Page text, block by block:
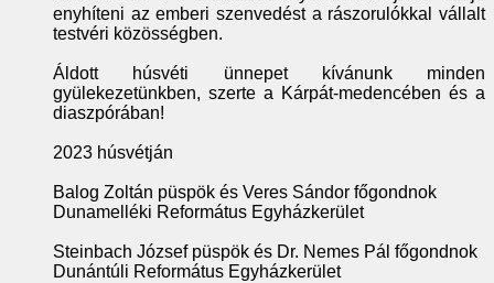
enyhíteni az emberi szenvedést a rászorulókkal vállalt
testvéri közösségben.
Áldott húsvéti ünnepet kívánunk minden
gyülekezetünkben, szerte a Kárpát-medencében és a
diaszpórában!
2023 húsvétján
Balog Zoltán püspök és Veres Sándor főgondnok
Dunamelléki Református Egyházkerület
Steinbach József püspök és Dr. Nemes Pál főgondnok
Dunántúli Református Egyházkerület